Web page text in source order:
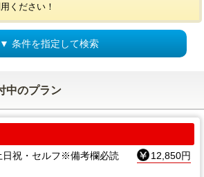
ください！
▼ 条件を指定して検索
中のプラン
日祝・セルフ※備考欄必読
12,850円